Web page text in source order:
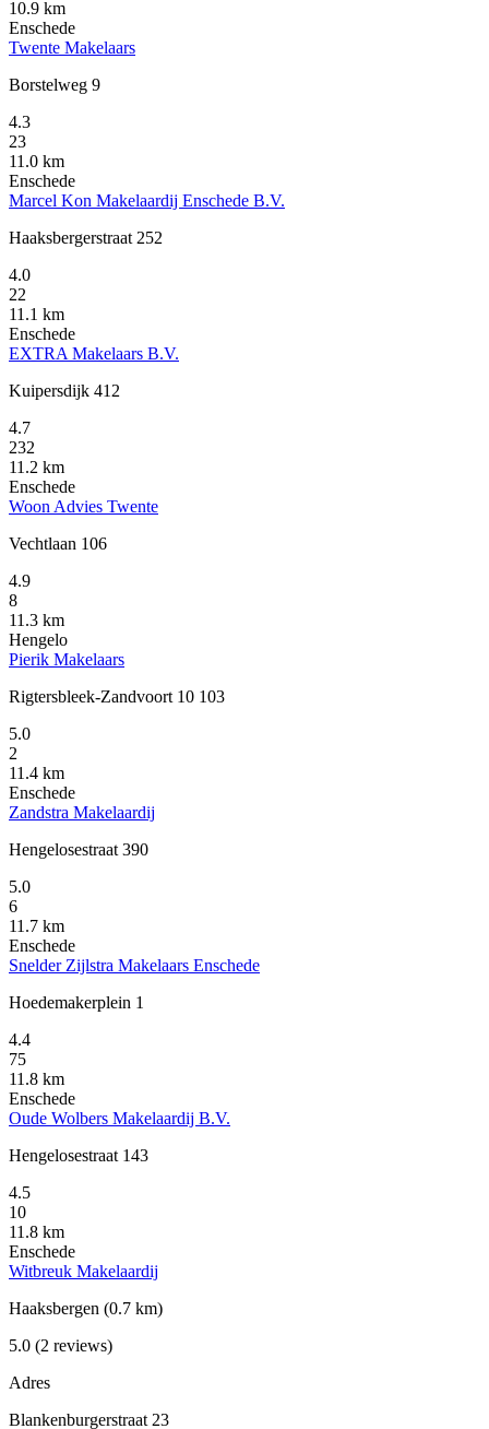
10.9 km
Enschede
Twente Makelaars
Borstelweg 9
4.3
23
11.0 km
Enschede
Marcel Kon Makelaardij Enschede B.V.
Haaksbergerstraat 252
4.0
22
11.1 km
Enschede
EXTRA Makelaars B.V.
Kuipersdijk 412
4.7
232
11.2 km
Enschede
Woon Advies Twente
Vechtlaan 106
4.9
8
11.3 km
Hengelo
Pierik Makelaars
Rigtersbleek-Zandvoort 10 103
5.0
2
11.4 km
Enschede
Zandstra Makelaardij
Hengelosestraat 390
5.0
6
11.7 km
Enschede
Snelder Zijlstra Makelaars Enschede
Hoedemakerplein 1
4.4
75
11.8 km
Enschede
Oude Wolbers Makelaardij B.V.
Hengelosestraat 143
4.5
10
11.8 km
Enschede
Witbreuk Makelaardij
Haaksbergen (0.7 km)
5.0 (2 reviews)
Adres
Blankenburgerstraat 23